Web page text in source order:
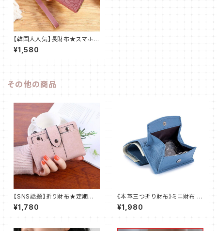
【韓国大人気】長財布★スマホ収
納可★オシャレで可愛い★レデ
ィース★ローズピンク
¥1,580
その他の商品
【SNS話題】折り財布★定期入
れ★カードケース★レディース
★ピンク@
¥1,780
《本革三つ折り財布》ミニ財布 薄
くて軽い レディース ブルー
¥1,980